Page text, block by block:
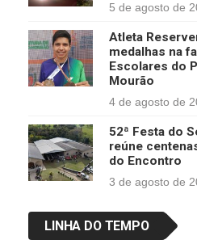
5 de agosto de
Atleta
medalhas na
Escolares do
Mourão
4 de agosto de
52ª Festa do
reúne
do Encontro
3 de agosto de
LINHA DO TEMPO